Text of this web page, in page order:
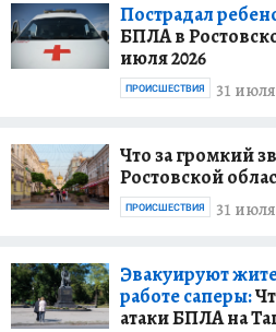
Пострадал
БПЛА в
июля 2026
31 июля
ПРОИСШЕСТВИЯ
Что за громкий
Ростовской
31 июля
ПРОИСШЕСТВИЯ
Эвакуируют
работе саперы:
атаки БПЛА на